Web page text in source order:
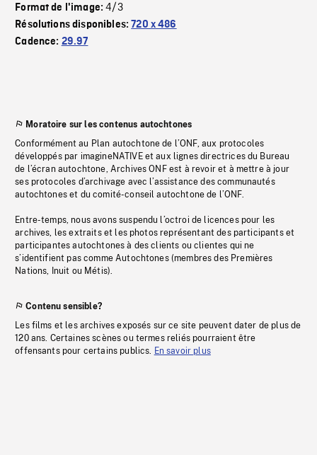
Format de l'image:4/3
Résolutions disponibles:720 x 486
Cadence: 29.97
Moratoire sur les contenus autochtones
Conformément au Plan autochtone de l’ONF, aux protocoles
développés par imagineNATIVE et aux lignes directrices du Bureau
de l’écran autochtone, Archives ONF est à revoir et à mettre à jour
ses protocoles d’archivage avec l’assistance des communautés
autochtones et du comité-conseil autochtone de l’ONF.
Entre-temps, nous avons suspendu l’octroi de licences pour les
archives, les extraits et les photos représentant des participants et
participantes autochtones à des clients ou clientes qui ne
s’identifient pas comme Autochtones (membres des Premières
Nations, Inuit ou Métis).
Contenu sensible?
Les films et les archives exposés sur ce site peuvent dater de plus de
120 ans. Certaines scènes ou termes reliés pourraient être
offensants pour certains publics. En savoir plus